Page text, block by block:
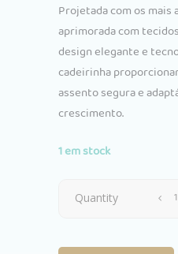
Projetada com os mais
aprimorada com
design elegante e
cadeirinha
assento segura e
crescimento.
1 em stock
Cadeira
Quantity